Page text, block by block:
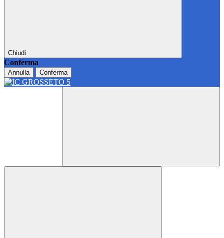
Chiudi
Conferma
Annulla Conferma